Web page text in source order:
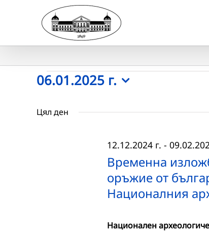
Събития
for
06.01.2025 г.
date.
Цял ден
Временна
оръжие от
Националния
12.12.2024 г. -
Национален